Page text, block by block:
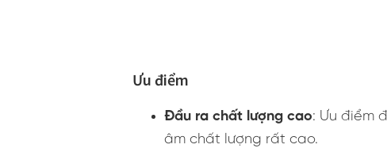
Ưu điểm
Đầu ra chất lượng cao: Ưu điểm
âm chất lượng rất cao.